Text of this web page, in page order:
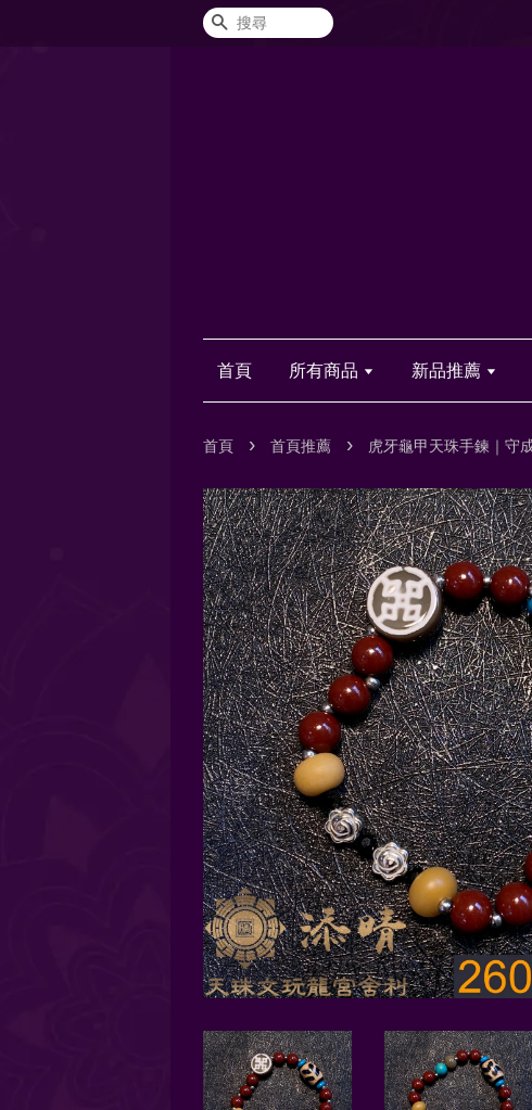
搜尋
首頁 所有商品 新品推薦
首頁 › 首頁推薦 › 虎牙龜甲天珠手鍊｜守